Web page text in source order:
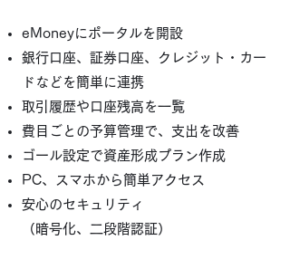
eMoneyにポータルを開設
銀行口座、証券口座、クレジット・カー
ドなどを簡単に連携
取引履歴や口座残高を一覧
費目ごとの予算管理で、支出を改善
ゴール設定で資産形成プラン作成
PC、スマホから簡単アクセス
安心のセキュリティ
（暗号化、二段階認証）